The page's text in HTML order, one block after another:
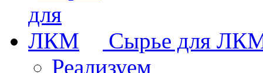
Сырье для
Реализуем